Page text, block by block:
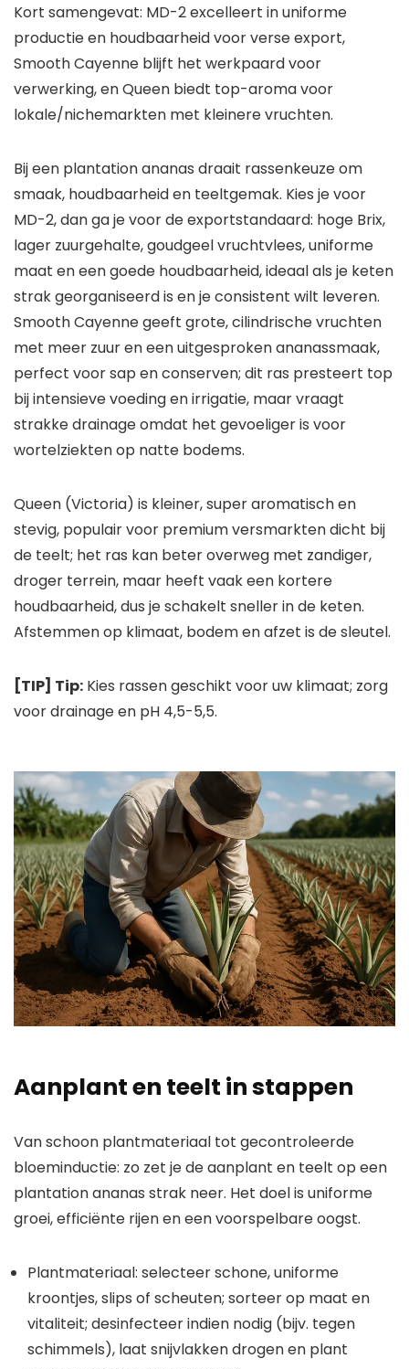
Kort samengevat: MD-2 excelleert in uniforme
productie en houdbaarheid voor verse export,
Smooth Cayenne blijft het werkpaard voor
verwerking, en Queen biedt top-aroma voor
lokale/nichemarkten met kleinere vruchten.
Bij een plantation ananas draait rassenkeuze om
smaak, houdbaarheid en teeltgemak. Kies je voor
MD-2, dan ga je voor de exportstandaard: hoge Brix,
lager zuurgehalte, goudgeel vruchtvlees, uniforme
maat en een goede houdbaarheid, ideaal als je keten
strak georganiseerd is en je consistent wilt leveren.
Smooth Cayenne geeft grote, cilindrische vruchten
met meer zuur en een uitgesproken ananassmaak,
perfect voor sap en conserven; dit ras presteert top
bij intensieve voeding en irrigatie, maar vraagt
strakke drainage omdat het gevoeliger is voor
wortelziekten op natte bodems.
Queen (Victoria) is kleiner, super aromatisch en
stevig, populair voor premium versmarkten dicht bij
de teelt; het ras kan beter overweg met zandiger,
droger terrein, maar heeft vaak een kortere
houdbaarheid, dus je schakelt sneller in de keten.
Afstemmen op klimaat, bodem en afzet is de sleutel.
[TIP] Tip: Kies rassen geschikt voor uw klimaat; zorg
voor drainage en pH 4,5-5,5.
Aanplant en teelt in stappen
Van schoon plantmateriaal tot gecontroleerde
bloeminductie: zo zet je de aanplant en teelt op een
plantation ananas strak neer. Het doel is uniforme
groei, efficiënte rijen en een voorspelbare oogst.
Plantmateriaal: selecteer schone, uniforme
kroontjes, slips of scheuten; sorteer op maat en
vitaliteit; desinfecteer indien nodig (bijv. tegen
schimmels), laat snijvlakken drogen en plant